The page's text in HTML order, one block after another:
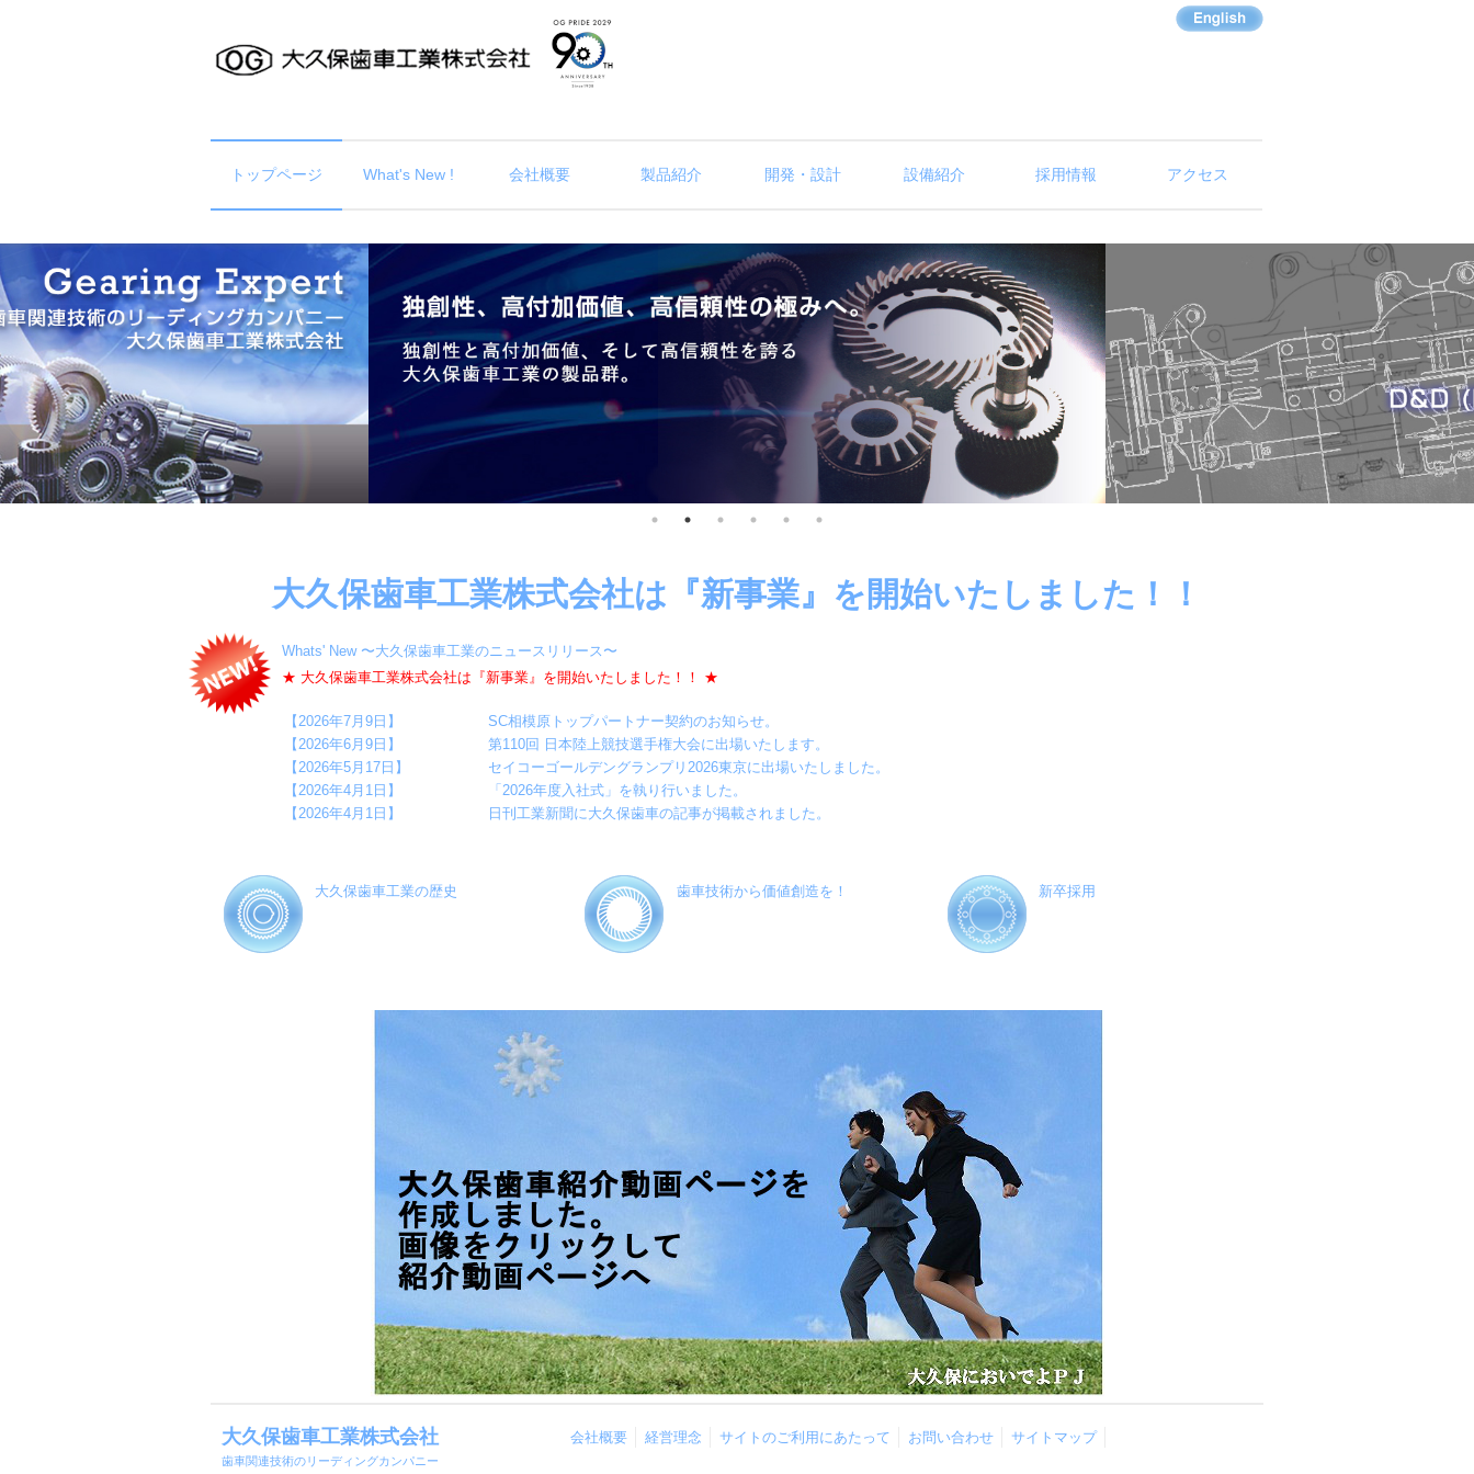
トップページ What's New ! 会社概要 製品紹介 開発・設計 設備紹介 採用情報 アクセス
大久保歯車工業株式会社は『新事業』を開始いたしました！！
Whats' New 〜大久保歯車工業のニュースリリース〜
★ 大久保歯車工業株式会社は『新事業』を開始いたしました！！ ★
【2026年7月9日】
SC相模原トップパートナー契約のお知らせ。
【2026年6月9日】
第110回 日本陸上競技選手権大会に出場いたします。
【2026年5月17日】
セイコーゴールデングランプリ2026東京に出場いたしました。
【2026年4月1日】
「2026年度入社式」を執り行いました。
【2026年4月1日】
日刊工業新聞に大久保歯車の記事が掲載されました。
大久保歯車工業の歴史 歯車技術から価値創造を！ 新卒採用
大久保歯車工業株式会社
歯車関連技術のリーディングカンパニー
会社概要 経営理念 サイトのご利用にあたって お問い合わせ サイトマップ